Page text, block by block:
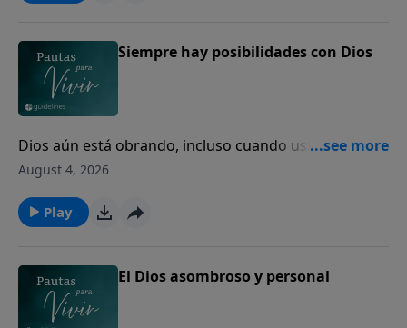
Siempre hay posibilidades con Dios
Dios aún está obrando, incluso cuando usted no
puede ver el final.
August 4, 2026
Play
El Dios asombroso y personal